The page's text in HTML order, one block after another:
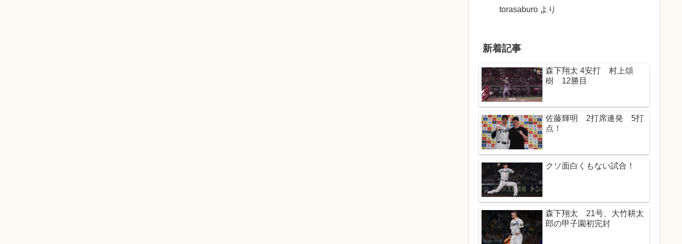
torasaburo より
新着記事
森下翔太 4安打 村上頌
樹 12勝目
佐藤輝明 2打席連発 5打
点！
クソ面白くもない試合！
森下翔太 21号、大竹耕太
郎の甲子園初完封